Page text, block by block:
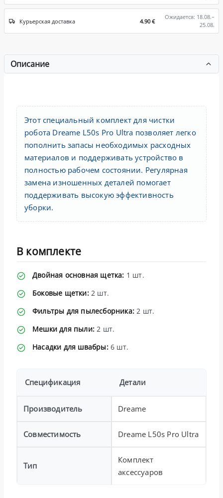
Курьерская доставка 4.90 €
Ожидается: 18.08.–
25.08.
Описание
Этот специальный комплект для чистки
робота Dreame L50s Pro Ultra позволяет легко
пополнить запасы необходимых расходных
материалов и поддерживать устройство в
полностью рабочем состоянии. Регулярная
замена изношенных деталей помогает
поддерживать высокую эффективность
уборки.
В комплекте
Двойная основная щетка: 1 шт.
Боковые щетки:2 шт.
Фильтры для пылесборника: 2 шт.
Мешки для пыли: 2 шт.
Насадки для швабры:6 шт.
Спецификация Детали
Производитель Dreame
Совместимость Dreame L50s Pro Ultra
Тип
Комплект
аксессуаров